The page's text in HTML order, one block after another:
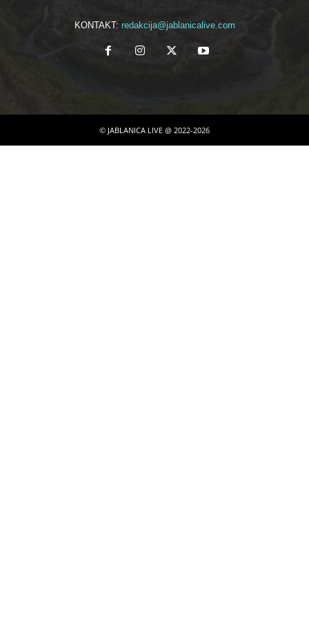
KONTAKT: redakcija@jablanicalive.com
© JABLANICA LIVE @ 2022-2026